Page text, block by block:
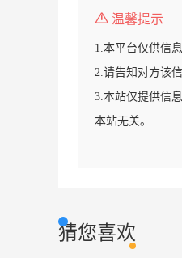
温馨提示
1.本平台仅供信
2.请告知对方该
3.本站仅提供信
本站无关。
猜您喜欢